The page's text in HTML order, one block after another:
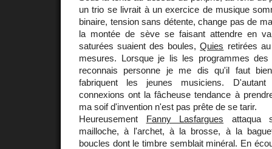
un trio se livrait à un exercice de musique
binaire, tension sans détente, change pas de
la montée de sève se faisant attendre en
saturées suaient des boules,Quies retirées
mesures. Lorsque je lis les programmes
reconnais personne je me dis qu'il faut
fabriquent les jeunes musiciens.
connexions ont la fâcheuse tendance à
ma soif d'invention n'est pas prête de se tarir.
Heureusement Fanny Lasfargues attaqua
mailloche, à l'archet, à la brosse, à la
boucles dont le timbre semblait minéral. En